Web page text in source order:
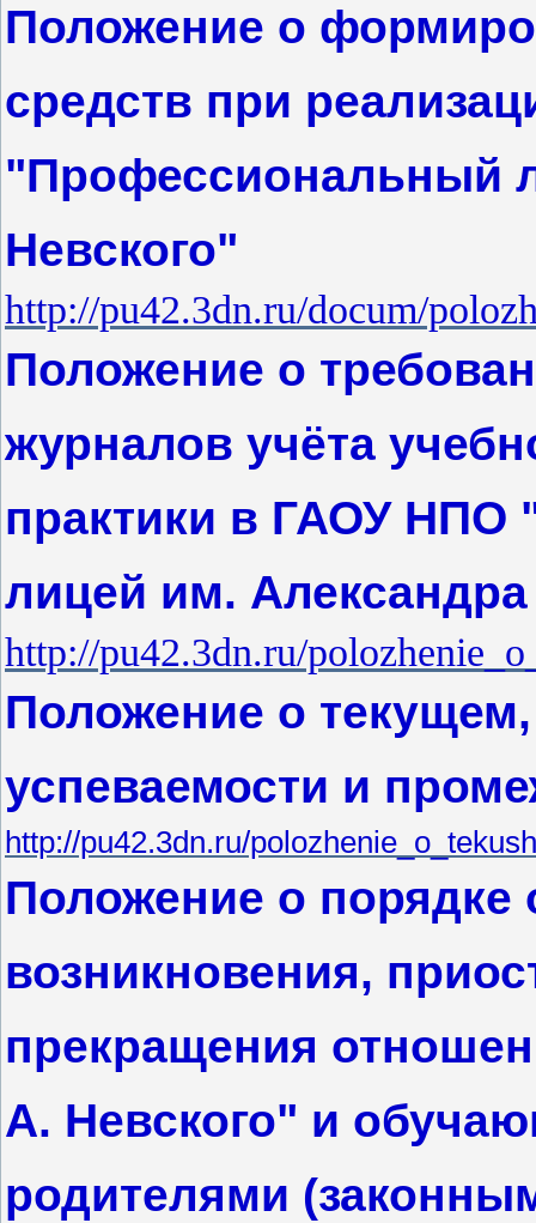
Положение о
средств при
"Профессиональный
Невского"
http://pu42.3dn.ru/docum/
Положение о
журналов учёта
практики в ГАОУ
лицей им. Александра
http://pu42.3dn.ru/
Положение о
успеваемости и
http://pu42.3dn.ru/
Положение о
возникновения,
прекращения
А. Невского" и
родителями